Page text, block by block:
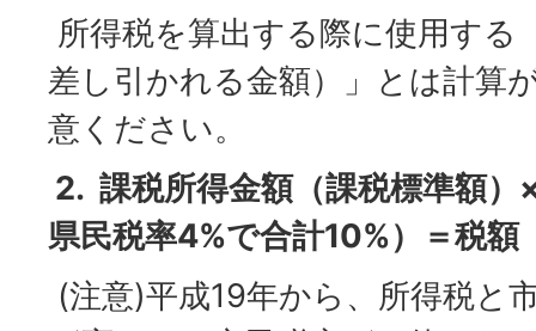
所得税を算出する際に使用する
差し引かれる金額）」とは計算
意ください。
2. 課税所得金額（課税標準額）
県民税率4%で合計10%）＝税額
(注意)平成19年から、所得税と